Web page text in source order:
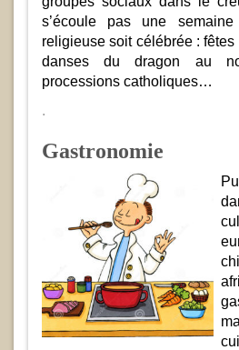
s’écoule pas une
religieuse soit célébrée :
danses du dragon au
processions catholiques…
.
Gastronomie